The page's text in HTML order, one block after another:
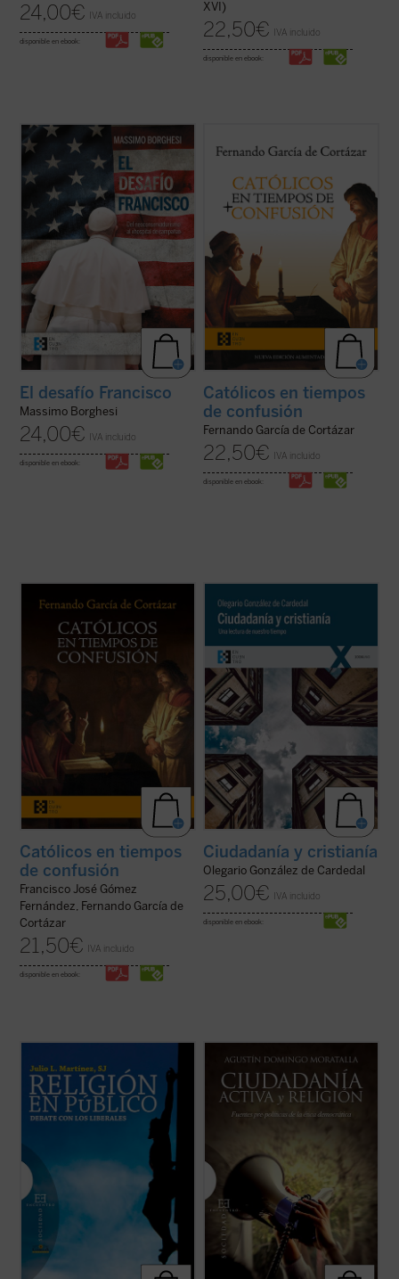
24,00€ IVA incluido
disponible en ebook:
XVI)
22,50€ IVA incluido
disponible en ebook:
Borghesi analiza el drama interno que hoy
desgarra a la Iglesia —que transita entre el
neoconservadurismo y el «hospital de
campaña»—, sus orígenes y sus
protagonistas, y el riesgo de que pueda
conducir a un «cisma» ...
(ver ficha)
El desafío Francisco
Massimo Borghesi
24,00€ IVA incluido
disponible en ebook:
tiempos de confusión, el nuevo libro de
tradición cristiana vuelva a ser la
referencia que nos defina, de tal ...(ver
ficha)
Católicos en tiempos
de confusión
Fernando García de Cortázar
22,50€ IVA incluido
disponible en ebook:
manifiesto a favor de que el humanismo de
tradición cristiana vuelva a ser la
referencia que nos defina, de tal forma que
nuestros valores, los propios de la
civilización occidental, recuperen su ...
Católicos en tiempos
de confusión
Francisco José Gómez
Fernández, Fernando García de
Cortázar
21,50€ IVA incluido
disponible en ebook:
Joseph Ratzinger 2011, reflexiona aquí
sobre las actuales relaciones entre
Humanidad, ciudadanía y cristianía,
configuración personal de un hombre por
las realidades ...(ver ficha)
Ciudadanía y cristianía
Olegario González de Cardedal
25,00€ IVA incluido
disponible en ebook:
presencia pública de la religión estudiando
una tradición ---la liberal---, que ha sido
determinante en los últimos siglos del
pensamiento occidental. Es una corriente
que, si entre los siglos XVII ...(ver ficha)
Uno de los problemas más importantes de
papel que desempeñan las religiones en la
esfera pública. Con la pretensión de
superar posiciones confesionalistas o
laicistas, la filosofía moral y ... (ver ficha)